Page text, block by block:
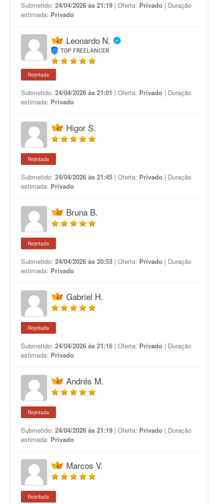
Submetido: 24/04/2026 às 21:19 | Oferta: Privado | Duração
estimada: Privado
Leonardo N.
TOP FREELANCER
Rejeitada
Submetido: 24/04/2026 às 21:01 | Oferta: Privado | Duração
estimada: Privado
Higor S.
Rejeitada
Submetido: 24/04/2026 às 21:45 | Oferta: Privado | Duração
estimada: Privado
Bruna B.
Rejeitada
Submetido: 24/04/2026 às 20:53 | Oferta: Privado | Duração
estimada: Privado
Gabriel H.
Rejeitada
Submetido: 24/04/2026 às 21:16 | Oferta: Privado | Duração
estimada: Privado
Andrés M.
Rejeitada
Submetido: 24/04/2026 às 21:19 | Oferta: Privado | Duração
estimada: Privado
Marcos V.
Rejeitada